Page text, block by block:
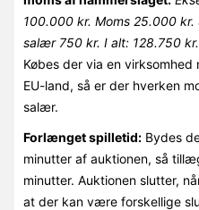
100.000 kr. Moms 25.000
salær 750 kr. I alt: 128.750 kr.
Købes der via en virksomhed
EU-land, så er der hverken
salær.
Forlænget spilletid:Bydes
minutter af auktionen, så
minutter. Auktionen slutter,
at der kan være forskellige